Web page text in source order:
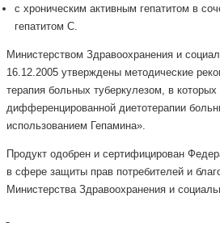
с хроническим активным гепатитом в
гепатитом С.
Министерством Здравоохранения и
16.12.2005 утверждены методические
терапия больных туберкулезом, в
дифференцированной диетотерапии
использованием Гепамина».
Продукт одобрен и сертифицирован
в сфере защиты прав потребителей и
Министерства Здравоохранения и